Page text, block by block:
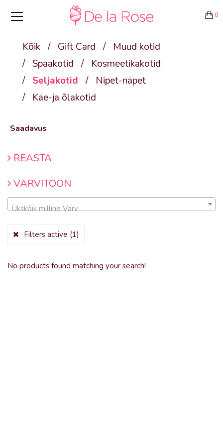
0
Kõik / Gift Card /
Muud kotid
/ Spaakotid /
Kosmeetikakotid
/
Seljakotid /
Nipet-näpet
/
Käe-ja õlakotid
Saadavus
REASTA
VÄRVITOON
Ükskõik milline Värv
Filters active (1)
No products found matching your search!